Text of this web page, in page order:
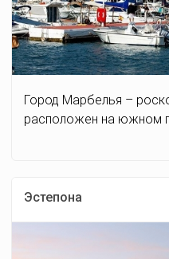
Город Марбелья –
расположен на южном
Эстепона